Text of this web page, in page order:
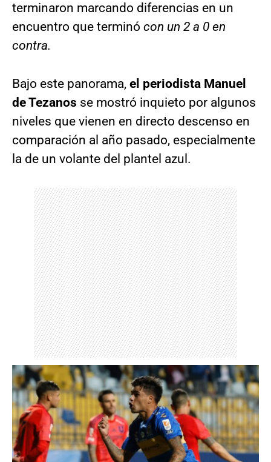
terminaron marcando diferencias en un
encuentro que terminó con un 2 a 0 en
contra.
Bajo este panorama, el periodista Manuel
de Tezanos se mostró inquieto por algunos
niveles que vienen en directo descenso en
comparación al año pasado, especialmente
la de un volante del plantel azul.